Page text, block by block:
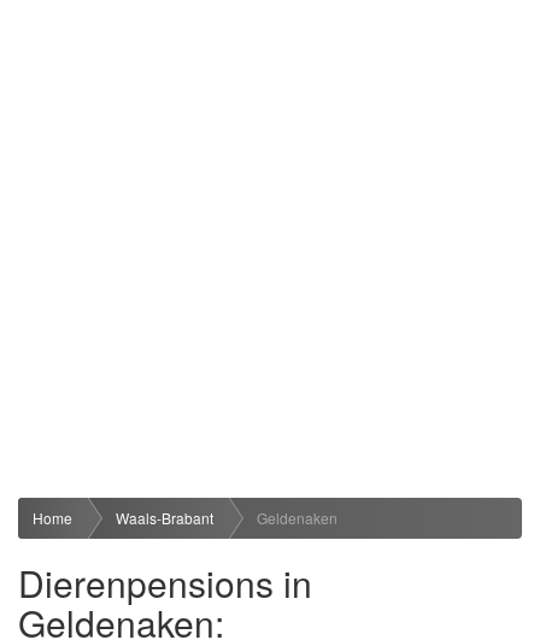
Home Waals-Brabant Geldenaken
Dierenpensions in
Geldenaken: